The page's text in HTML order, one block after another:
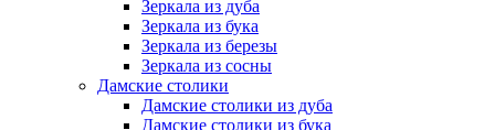
Зеркала из дуба
Зеркала из бука
Зеркала из березы
Зеркала из сосны
Дамские столики
Дамские столики из дуба
Дамские столики из бука